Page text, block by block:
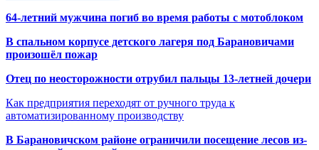
64-летний мужчина погиб во время работы с мотоблоком
В спальном корпусе детского лагеря под Барановичами
произошёл пожар
Отец по неосторожности отрубил пальцы 13-летней дочери
Как предприятия переходят от ручного труда к
автоматизированному производству
В Барановичском районе ограничили посещение лесов из-